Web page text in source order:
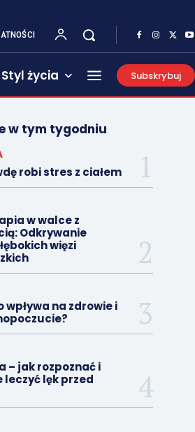
Styl życia Subskrybuj
w tym tygodniu
robi stres z ciałem
w walce z
Odkrywanie
więzi
wpływa na zdrowie i
– jak rozpoznać i
leczyć lęk przed